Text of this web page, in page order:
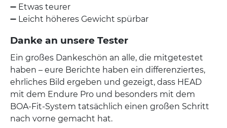
➖ Etwas teurer
➖ Leicht höheres Gewicht spürbar
Danke an unsere Tester
Ein großes Dankeschön an alle, die mitgetestet
haben – eure Berichte haben ein differenziertes,
ehrliches Bild ergeben und gezeigt, dass HEAD
mit dem Endure Pro und besonders mit dem
BOA-Fit-System tatsächlich einen großen Schritt
nach vorne gemacht hat.